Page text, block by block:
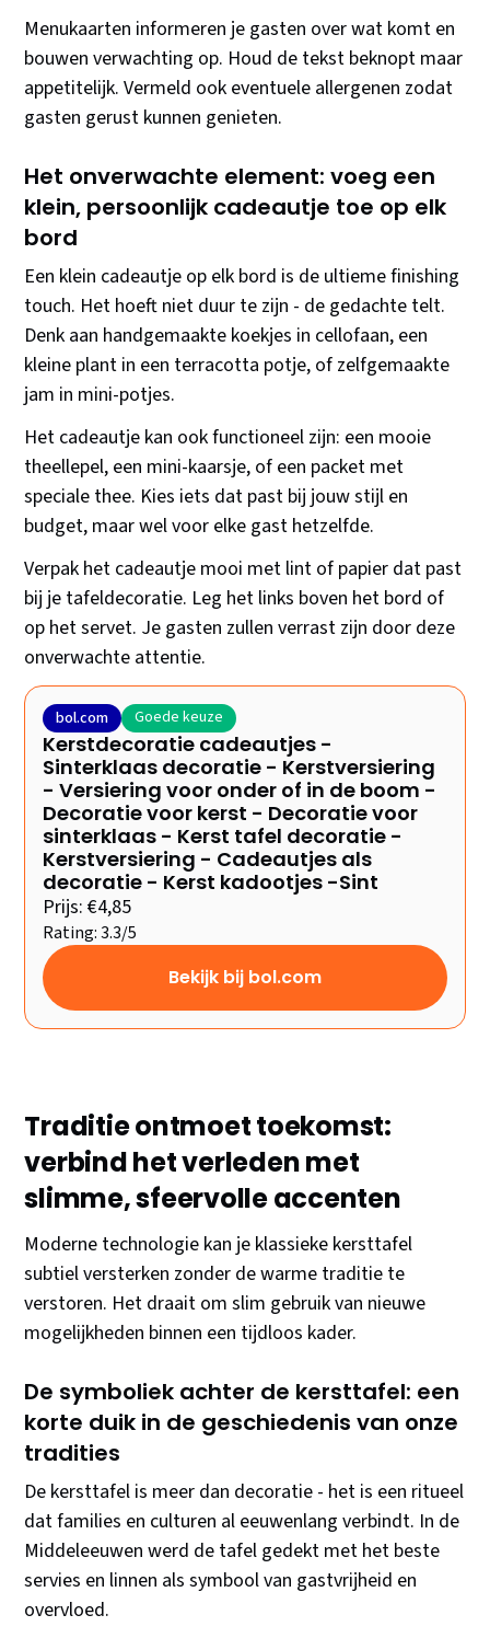
Menukaarten informeren je gasten over wat komt en
bouwen verwachting op. Houd de tekst beknopt maar
appetitelijk. Vermeld ook eventuele allergenen zodat
gasten gerust kunnen genieten.
Het onverwachte element: voeg een
klein, persoonlijk cadeautje toe op elk
bord
Een klein cadeautje op elk bord is de ultieme finishing
touch. Het hoeft niet duur te zijn - de gedachte telt.
Denk aan handgemaakte koekjes in cellofaan, een
kleine plant in een terracotta potje, of zelfgemaakte
jam in mini-potjes.
Het cadeautje kan ook functioneel zijn: een mooie
theellepel, een mini-kaarsje, of een packet met
speciale thee. Kies iets dat past bij jouw stijl en
budget, maar wel voor elke gast hetzelfde.
Verpak het cadeautje mooi met lint of papier dat past
bij je tafeldecoratie. Leg het links boven het bord of
op het servet. Je gasten zullen verrast zijn door deze
onverwachte attentie.
bol.com Goede keuze
Kerstdecoratie cadeautjes -
Sinterklaas decoratie - Kerstversiering
- Versiering voor onder of in de boom -
Decoratie voor kerst - Decoratie voor
sinterklaas - Kerst tafel decoratie -
Kerstversiering - Cadeautjes als
decoratie - Kerst kadootjes -Sint
Prijs: €4,85
Rating: 3.3/5
Bekijk bij bol.com
Traditie ontmoet toekomst:
verbind het verleden met
slimme, sfeervolle accenten
Moderne technologie kan je klassieke kersttafel
subtiel versterken zonder de warme traditie te
verstoren. Het draait om slim gebruik van nieuwe
mogelijkheden binnen een tijdloos kader.
De symboliek achter de kersttafel: een
korte duik in de geschiedenis van onze
tradities
De kersttafel is meer dan decoratie - het is een ritueel
dat families en culturen al eeuwenlang verbindt. In de
Middeleeuwen werd de tafel gedekt met het beste
servies en linnen als symbool van gastvrijheid en
overvloed.